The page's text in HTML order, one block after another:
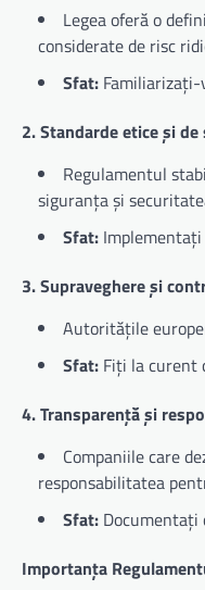
Legea oferă o
considerate de risc
Sfat:
2. Standarde etice și
Regulamentul
siguranța și
Sfat:
3. Supraveghere și
Autoritățile
Sfat: Fiți la curent
4. Transparență și
Companiile care
responsabilitatea
Sfat:
Importanța